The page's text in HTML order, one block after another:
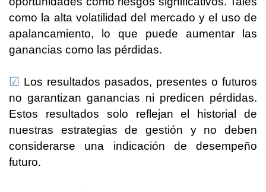
como la alta volatilidad del mercado y el uso de
apalancamiento, lo que puede aumentar las
ganancias como las pérdidas.
☑ Los resultados pasados, presentes o futuros
no garantizan ganancias ni predicen pérdidas.
Estos resultados solo reflejan el historial de
nuestras estrategias de gestión y no deben
considerarse una indicación de desempeño
futuro.